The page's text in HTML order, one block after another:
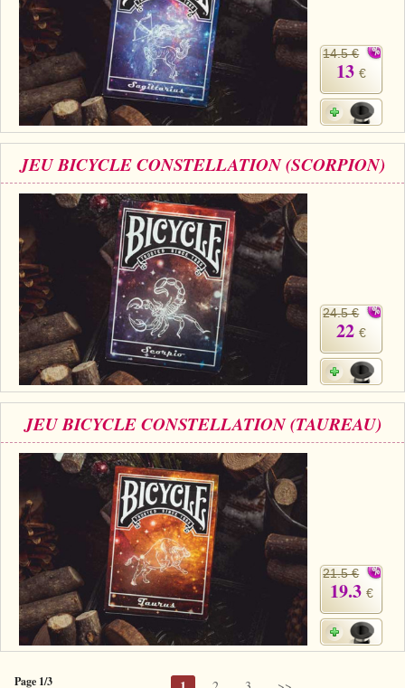
14.5 €
13 €
JEU BICYCLE CONSTELLATION (SCORPION)
24.5 €
22 €
JEU BICYCLE CONSTELLATION (TAUREAU)
21.5 €
19.3 €
Page 1/3